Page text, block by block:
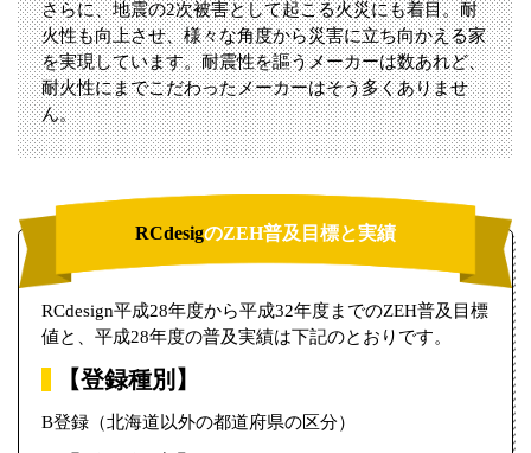
さらに、地震の2次被害として起こる火災にも着目。耐
火性も向上させ、様々な角度から災害に立ち向かえる家
を実現しています。耐震性を謳うメーカーは数あれど、
耐火性にまでこだわったメーカーはそう多くありませ
ん。
RCdesigのZEH普及目標と実績
RCdesign平成28年度から平成32年度までのZEH普及目標
値と、平成28年度の普及実績は下記のとおりです。
【登録種別】
B登録（北海道以外の都道府県の区分）